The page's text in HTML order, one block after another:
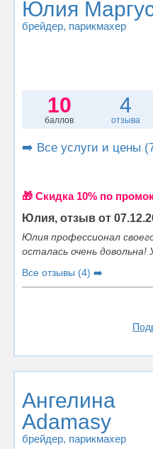
Юлия
брейдер, парикмахер
10
баллов
4
отзыва
➡️ Все услуги и цены
🎁 Cкидка 10% по
Юлия, отзыв от
Юлия профессионал
осталась очень довольна!
Все отзывы (4) ➡️
Ангелина
Adamasy
брейдер, парикмахер